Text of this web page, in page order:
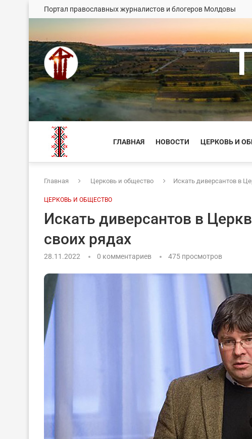
Портал православных журналистов и блогеров Молдовы
ГЛАВНАЯ НОВОСТИ ЦЕРКОВЬ И
Главная Церковь и общество Искать диверсантов в
ЦЕРКОВЬ И ОБЩЕСТВО
Искать диверсантов в
своих рядах
28.11.2022 0 комментариев 475 просмотров